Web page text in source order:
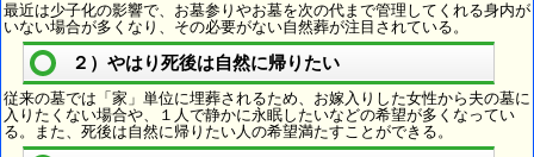
最近は少子化の影響で、お墓参りやお墓を次の代まで管理してくれる身内が
いない場合が多くなり、その必要がない自然葬が注目されている。
２）やはり死後は自然に帰りたい
従来の墓では「家」単位に埋葬されるため、お嫁入りした女性から夫の墓に
入りたくない場合や、１人で静かに永眠したいなどの希望が多くなってい
る。また、死後は自然に帰りたい人の希望満たすことができる。